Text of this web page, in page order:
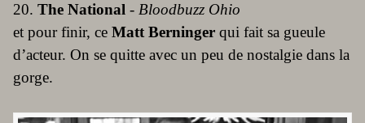
20. The National - Bloodbuzz Ohio
et pour finir, ce Matt Berninger qui fait sa gueule
d’acteur. On se quitte avec un peu de nostalgie dans la
gorge.